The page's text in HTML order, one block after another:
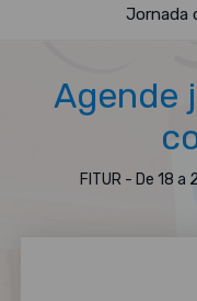
Jornada
Agende
FITUR - De 18 a